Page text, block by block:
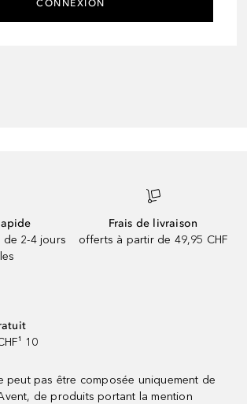
CONNEXION
de 2-4 jours
Frais de livraison
offerts à partir de 49,95 CHF
10
peut pas être composée uniquement de
de produits portant la mention